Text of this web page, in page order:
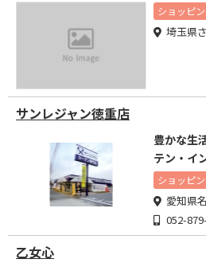
ショッピ
埼玉県
サンレジャン徳重店
豊かな生
テン・イ
ショッピ
愛知県
052-
乙女心